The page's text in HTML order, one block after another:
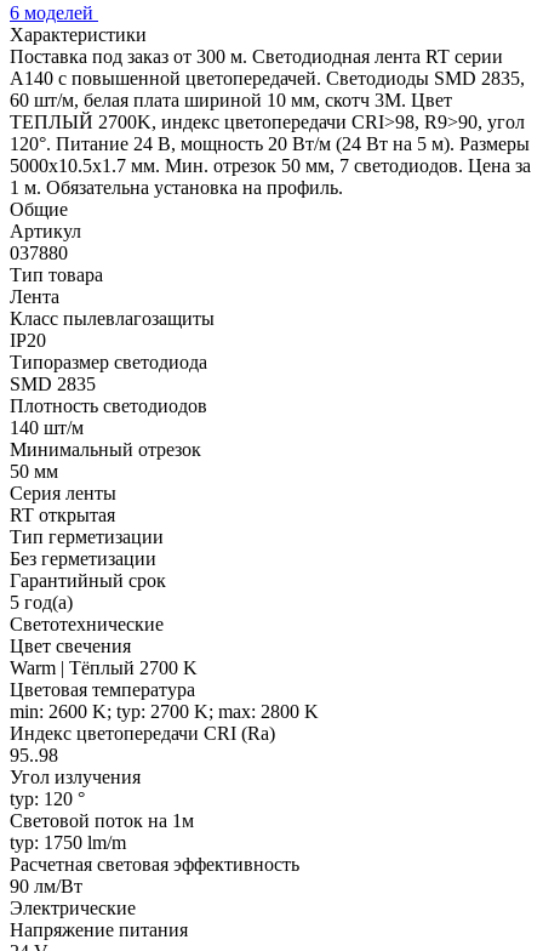
6 моделей
Характеристики
Поставка под заказ от 300 м. Светодиодная лента RT серии
A140 с повышенной цветопередачей. Светодиоды SMD 2835,
60 шт/м, белая плата шириной 10 мм, скотч 3М. Цвет
ТЕПЛЫЙ 2700K, индекс цветопередачи CRI>98, R9>90, угол
120°. Питание 24 В, мощность 20 Вт/м (24 Вт на 5 м). Размеры
5000х10.5х1.7 мм. Мин. отрезок 50 мм, 7 светодиодов. Цена за
1 м. Обязательна установка на профиль.
Общие
Артикул
037880
Тип товара
Лента
Класс пылевлагозащиты
IP20
Типоразмер светодиода
SMD 2835
Плотность светодиодов
140 шт/м
Минимальный отрезок
50 мм
Серия ленты
RT открытая
Тип герметизации
Без герметизации
Гарантийный срок
5 год(а)
Светотехнические
Цвет свечения
Warm | Тёплый 2700 K
Цветовая температура
min: 2600 K; typ: 2700 K; max: 2800 K
Индекс цветопередачи CRI (Ra)
95..98
Угол излучения
typ: 120 °
Световой поток на 1м
typ: 1750 lm/m
Расчетная световая эффективность
90 лм/Вт
Электрические
Напряжение питания